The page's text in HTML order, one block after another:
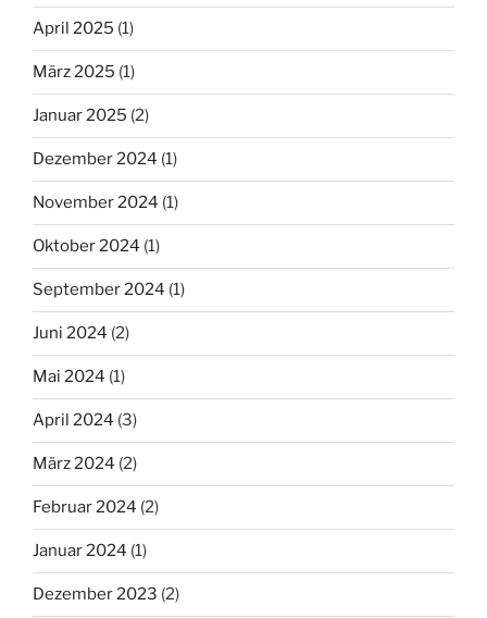
April 2025 (1)
März 2025 (1)
Januar 2025 (2)
Dezember 2024 (1)
November 2024 (1)
Oktober 2024 (1)
September 2024 (1)
Juni 2024 (2)
Mai 2024 (1)
April 2024 (3)
März 2024 (2)
Februar 2024 (2)
Januar 2024 (1)
Dezember 2023 (2)